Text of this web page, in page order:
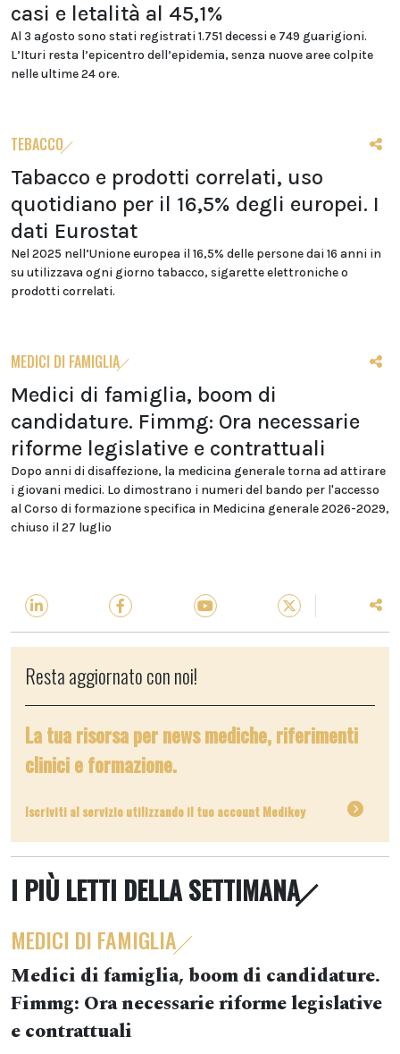
casi e letalità al 45,1%
Al 3 agosto sono stati registrati 1.751 decessi e 749 guarigioni.
L’Ituri resta l’epicentro dell’epidemia, senza nuove aree colpite
nelle ultime 24 ore.
TEBACCO
Tabacco e prodotti correlati, uso
quotidiano per il 16,5% degli europei. I
dati Eurostat
Nel 2025 nell’Unione europea il 16,5% delle persone dai 16 anni in
su utilizzava ogni giorno tabacco, sigarette elettroniche o
prodotti correlati.
MEDICI DI FAMIGLIA
Medici di famiglia, boom di
candidature. Fimmg: Ora necessarie
riforme legislative e contrattuali
Dopo anni di disaffezione, la medicina generale torna ad attirare
i giovani medici. Lo dimostrano i numeri del bando per l'accesso
al Corso di formazione specifica in Medicina generale 2026-2029,
chiuso il 27 luglio
Resta aggiornato con noi!
La tua risorsa per news mediche, riferimenti
clinici e formazione.
Iscriviti al servizio utilizzando il tuo account Medikey
I PIÙ LETTI DELLA SETTIMANA
MEDICI DI FAMIGLIA
Medici di famiglia, boom di candidature.
Fimmg: Ora necessarie riforme legislative
e contrattuali